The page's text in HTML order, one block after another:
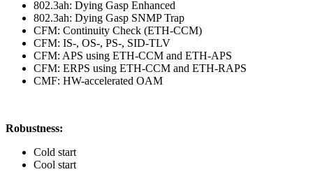
802.3ah: Dying Gasp Enhanced
802.3ah: Dying Gasp SNMP Trap
CFM: Continuity Check (ETH-CCM)
CFM: IS-, OS-, PS-, SID-TLV
CFM: APS using ETH-CCM and ETH-APS
CFM: ERPS using ETH-CCM and ETH-RAPS
CMF: HW-accelerated OAM
Robustness:
Cold start
Cool start